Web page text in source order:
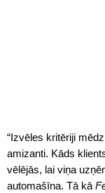
“Izvēles kritēriji
amizanti. Kāds
vēlējās, lai viņa
automašīna. Tā kā